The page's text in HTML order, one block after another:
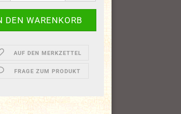
AUF DEN MERKZETTEL
FRAGE ZUM PRODUKT